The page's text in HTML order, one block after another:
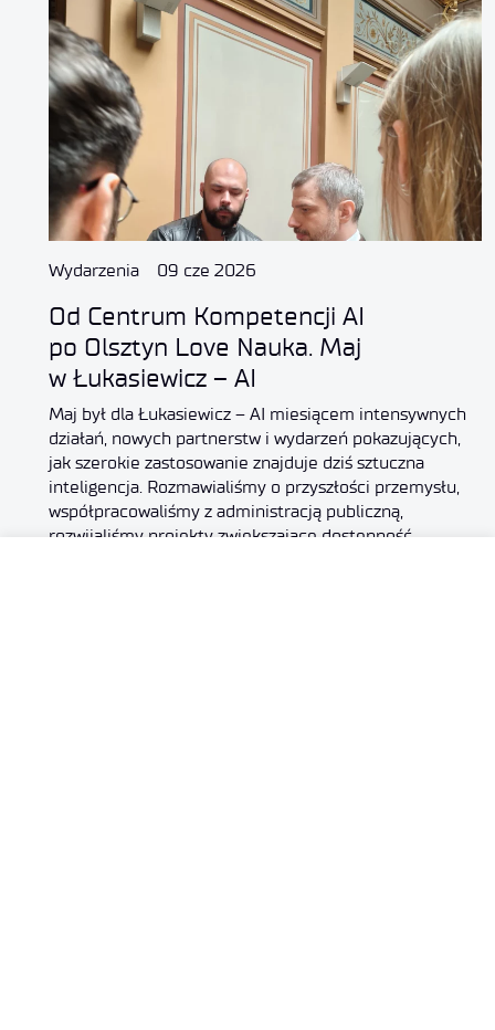
Wydarzenia 09 cze 2026
Od Centrum Kompetencji AI
po Olsztyn Love Nauka. Maj
w Łukasiewicz – AI
Maj był dla Łukasiewicz – AI miesiącem intensywnych
działań, nowych partnerstw i wydarzeń pokazujących,
jak szerokie zastosowanie znajduje dziś sztuczna
inteligencja. Rozmawialiśmy o przyszłości przemysłu,
współpracowaliśmy z administracją publiczną,
rozwijaliśmy projekty zwiększające dostępność,